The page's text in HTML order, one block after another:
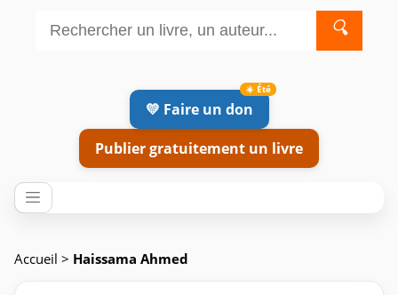
🔍
💛 Faire un don
Publier gratuitement un livre
Accueil > Haissama Ahmed